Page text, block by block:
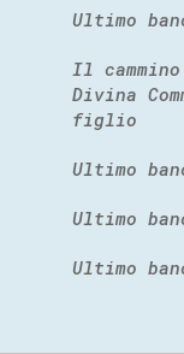
Ultimo
Il
Divina
figlio
Ultimo
Ultimo
Ultimo